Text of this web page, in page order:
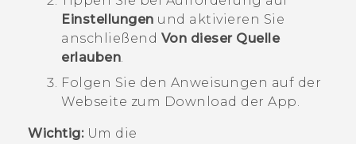
Einstellungen und aktivieren Sie
anschließend Von dieser Quelle
erlauben.
Folgen Sie den Anweisungen auf der
Webseite zum Download der App.
Wichtig:Um die